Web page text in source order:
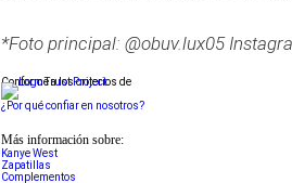
*Foto principal: @obuv.lux05
Conforme a los criterios de
¿Por qué confiar en nosotros?
Más información sobre:
Kanye West
Zapatillas
Complementos